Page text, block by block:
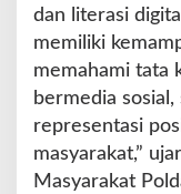
n
dan literasi
memiliki
memahami tata
bermedia
representasi
masyarakat,”
Masyarakat